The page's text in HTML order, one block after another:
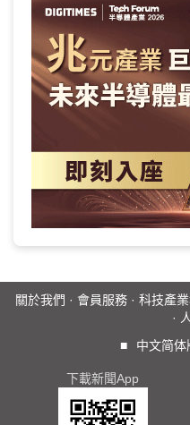
關於我們 · 會員服務· 科技產
·
■
中文简体
下載新聞App